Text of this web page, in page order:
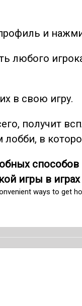
и
любого
в свою игру.
получит
в
способов
игры в
ways to get